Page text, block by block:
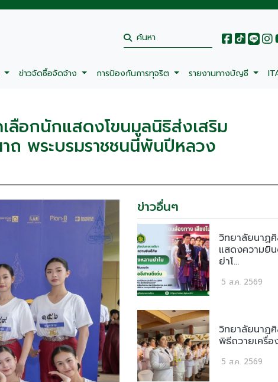
ข่าวจัดซื้อจัดจ้าง การป้องกันการทุจริต รายงานทางบัญชี
อกนักแสดงโขนมูลนิธิส่งเสริม
ถ พระบรมราชชนนีพันปีหลวง
ข่าวอื่นๆ
วิทยาลัยนาฏ
แสดงความยิ
ย่าโ...
5 ส.ค. 2569
วิทยาลัยนาฏ
พิธีถวายเครื่อ
5 ส.ค. 2569